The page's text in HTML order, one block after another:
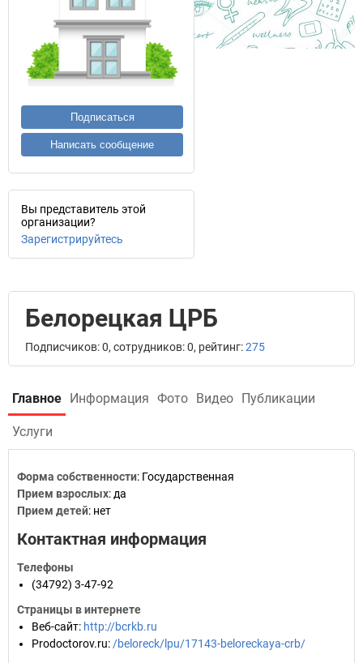
Подписаться
Написать сообщение
Вы представитель этой
организации?
Зарегистрируйтесь
Белорецкая ЦРБ
Подписчиков: 0, сотрудников: 0, рейтинг:275
Главное Информация Фото Видео Публикации
Услуги
Форма собственности: Государственная
Прием взрослых: да
Прием детей: нет
Контактная информация
Телефоны
(34792) 3-47-92
Страницы в интернете
Веб-сайт: http://bcrkb.ru
Prodoctorov.ru: /beloreck/lpu/17143-beloreckaya-crb/